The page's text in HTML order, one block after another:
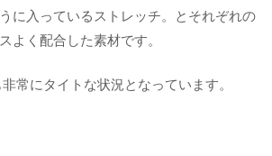
に入っているストレッチ。とそれぞれの
よく配合した素材です。
常にタイトな状況となっています。